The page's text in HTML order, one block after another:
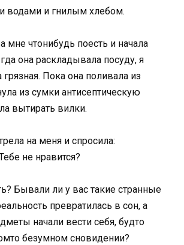
водами и гнилым хлебом.
мне чтонибудь поесть и начала
она раскладывала посуду, я
грязная. Пока она поливала из
из сумки антисептическую
вытирать вилки.
на меня и спросила:
не нравится?
Бывали ли у вас такие странные
превратилась в сон, а
начали вести себя, будто
безумном сновидении?